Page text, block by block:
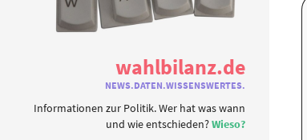
wahlbilanz.de
NEWS.DATEN.WISSENSWERTES.
Informationen zur Politik. Wer hat was wann
und wie entschieden?Wieso?